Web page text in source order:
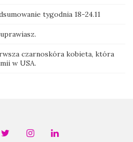
tygodnia 18-24.11
czarnoskóra kobieta, która
w USA.